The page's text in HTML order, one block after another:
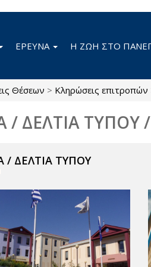
ΕΡΕΥΝΑ Η ΖΩΗ ΣΤΟ
Θέσεων > Κληρώσεις επιτροπών
/ ΔΕΛΤΙΑ ΤΥΠΟΥ
/ ΔΕΛΤΙΑ ΤΥΠΟΥ